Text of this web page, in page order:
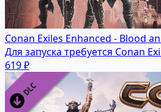
Conan Exiles Enhanced - Blood
Для запуска требуется Conan
619 ₽